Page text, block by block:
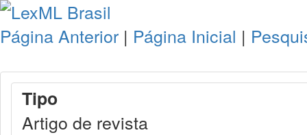
Página Anterior | Página Inicial |
Tipo
Artigo de revista